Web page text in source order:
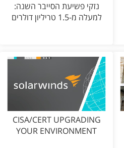
נזקי פשיעת הסייבר השנה:
למעלה מ-1.5 טריליון דולרים
CISA/CERT UPGRADING
YOUR ENVIRONMENT